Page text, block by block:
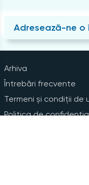
Adresează-ne o
Arhiva
Întrebări frecvente
Termeni și condiții de
Politica de